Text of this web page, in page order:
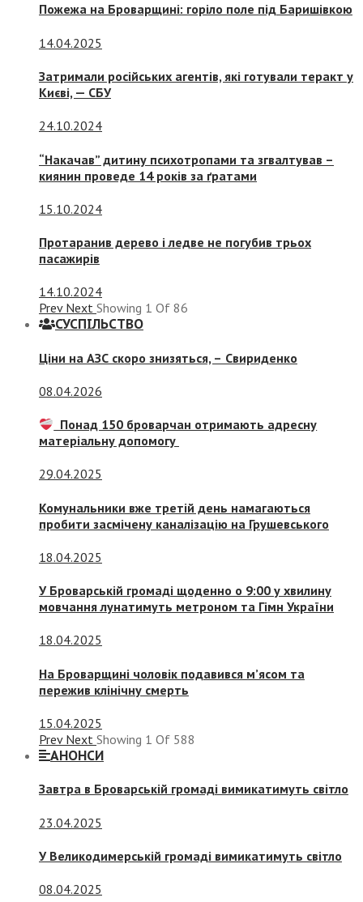
Пожежа на Броварщині: горіло поле під Баришівкою
14.04.2025
Затримали російських агентів, які готували теракт у
Києві, — СБУ
24.10.2024
“Накачав” дитину психотропами та згвалтував –
киянин проведе 14 років за ґратами
15.10.2024
Протаранив дерево і ледве не погубив трьох
пасажирів
14.10.2024
Prev Next Showing 1 Of 86
СУСПIЛЬСТВО
Ціни на АЗС скоро знизяться, – Свириденко
08.04.2026
Понад 150 броварчан отримають адресну
матеріальну допомогу
29.04.2025
Комунальники вже третій день намагаються
пробити засмічену каналізацію на Грушевського
18.04.2025
У Броварській громаді щоденно о 9:00 у хвилину
мовчання лунатимуть метроном та Гімн України
18.04.2025
На Броварщині чоловік подавився м’ясом та
пережив клінічну смерть
15.04.2025
Prev Next Showing 1 Of 588
АНОНСИ
Завтра в Броварській громаді вимикатимуть світло
23.04.2025
У Великодимерській громаді вимикатимуть світло
08.04.2025